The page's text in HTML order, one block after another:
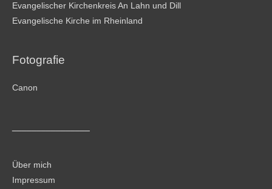
Evangelischer Kirchenkreis An Lahn und Dill
Evangelische Kirche im Rheinland
Fotografie
Canon
Über mich
Impressum